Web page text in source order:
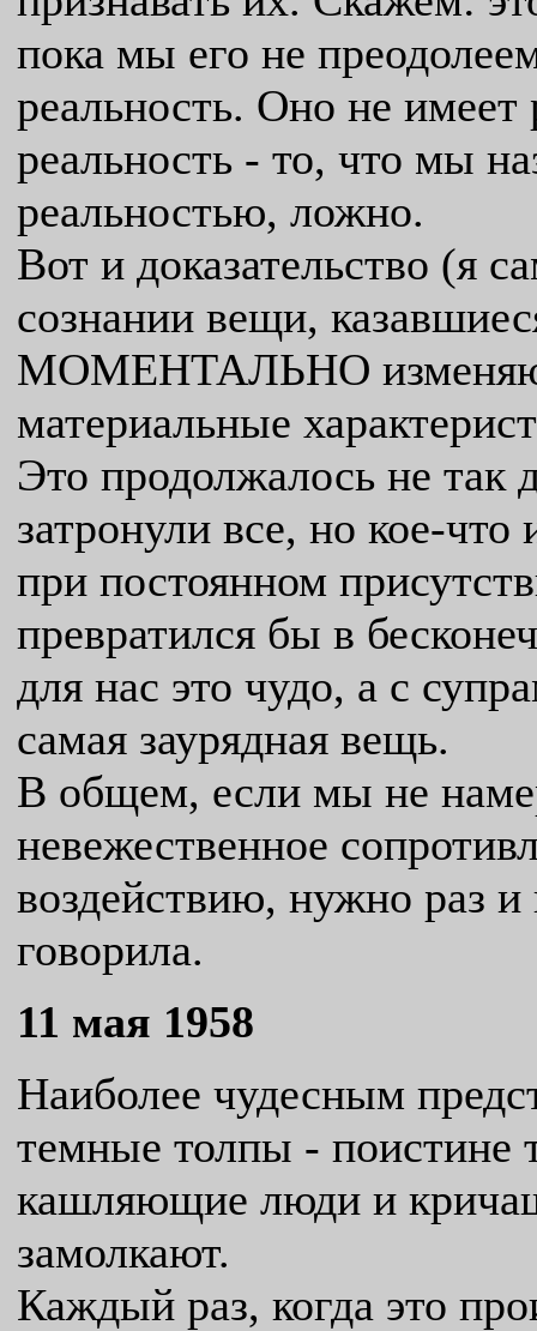
пока мы его не
реальность. Оно не имеет
реальность - то, что мы
реальностью, ложно.
Вот и доказательство (я
сознании вещи,
МОМЕНТАЛЬНО
материальные
Это продолжалось не так
затронули все, но кое-
при постоянном
превратился бы в
для нас это чудо, а с
самая заурядная вещь.
В общем, если мы не
невежественное
воздействию, нужно раз и
говорила.
11 мая 1958
Наиболее чудесным
темные толпы - поистине
кашляющие люди и
замолкают.
Каждый раз, когда это